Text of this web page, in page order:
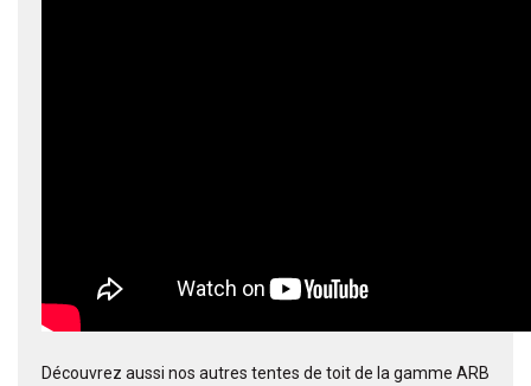
Découvrez aussi nos autres tentes de toit de la gamme ARB